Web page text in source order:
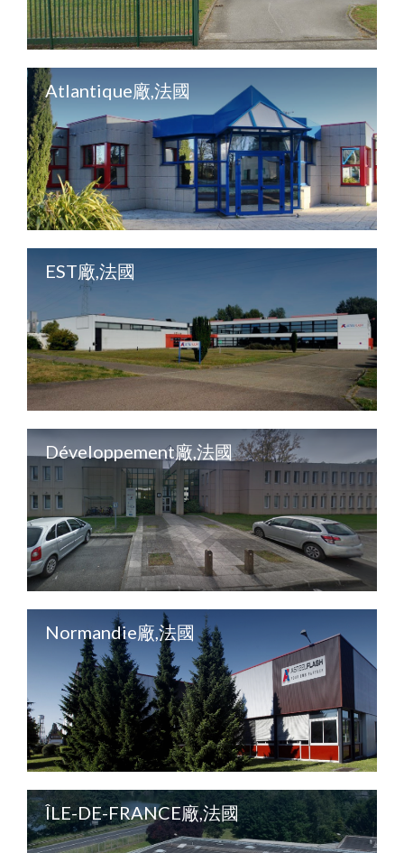
Atlantique廠,法國
EST廠,法國
Développement廠,法國
Normandie廠,法國
ÎLE-DE-FRANCE廠,法國